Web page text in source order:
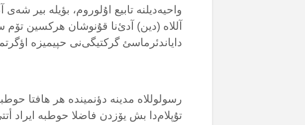
واحیەدیلنە تابیع اۇلوروم، بؤیلە بیر شەی
آللاە (دین) آدئ‌نا قۇنوشان هرکسین
دایاندئرماسئ گرکتیگی‌نی حپیمیزە
رسولوللاە مدینە دؤنمیندە هر هافتا
تۇپلام‌دا بش یۆزدن فاضلا حوطبە ایراد